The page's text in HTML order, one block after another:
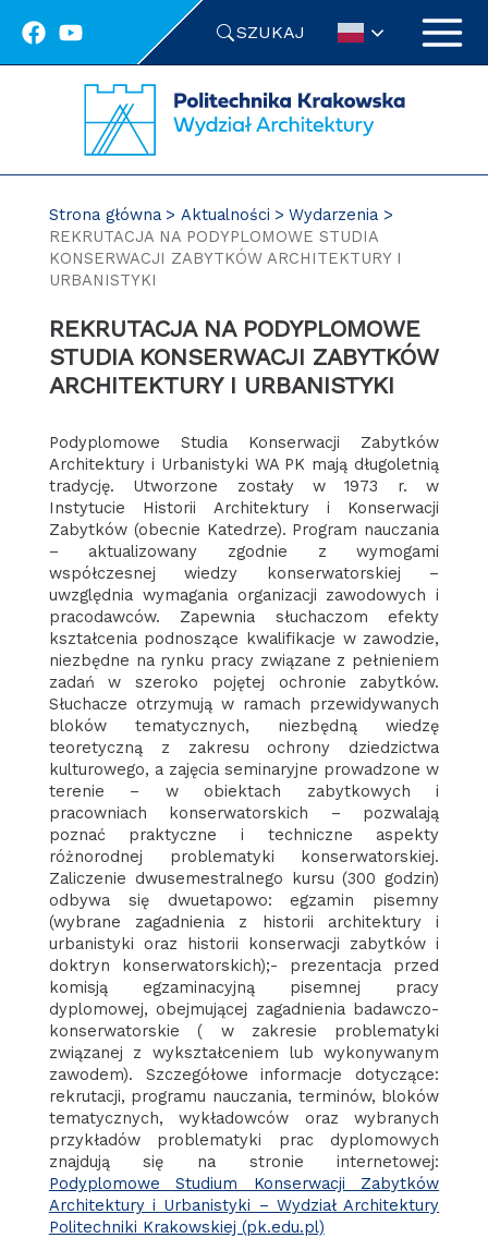
SZUKAJ
Strona główna Aktualności
Wydarzenia
REKRUTACJA NA PODYPLOMOWE STUDIA
KONSERWACJI ZABYTKÓW ARCHITEKTURY I
URBANISTYKI
REKRUTACJA NA PODYPLOMOWE
STUDIA KONSERWACJI ZABYTKÓW
ARCHITEKTURY I URBANISTYKI
Podyplomowe Studia Konserwacji Zabytków
Architektury i Urbanistyki WA PK mają długoletnią
tradycję. Utworzone zostały w 1973 r. w
Instytucie Historii Architektury i Konserwacji
Zabytków (obecnie Katedrze). Program nauczania
– aktualizowany zgodnie z wymogami
współczesnej wiedzy konserwatorskiej –
uwzględnia wymagania organizacji zawodowych i
pracodawców. Zapewnia słuchaczom efekty
kształcenia podnoszące kwalifikacje w zawodzie,
niezbędne na rynku pracy związane z pełnieniem
zadań w szeroko pojętej ochronie zabytków.
Słuchacze otrzymują w ramach przewidywanych
bloków tematycznych, niezbędną wiedzę
teoretyczną z zakresu ochrony dziedzictwa
kulturowego, a zajęcia seminaryjne prowadzone w
terenie – w obiektach zabytkowych i
pracowniach konserwatorskich – pozwalają
poznać praktyczne i techniczne aspekty
różnorodnej problematyki konserwatorskiej.
Zaliczenie dwusemestralnego kursu (300 godzin)
odbywa się dwuetapowo: egzamin pisemny
(wybrane zagadnienia z historii architektury i
urbanistyki oraz historii konserwacji zabytków i
doktryn konserwatorskich);- prezentacja przed
komisją egzaminacyjną pisemnej pracy
dyplomowej, obejmującej zagadnienia badawczo-
konserwatorskie ( w zakresie problematyki
związanej z wykształceniem lub wykonywanym
zawodem). Szczegółowe informacje dotyczące:
rekrutacji, programu nauczania, terminów, bloków
tematycznych, wykładowców oraz wybranych
przykładów problematyki prac dyplomowych
znajdują się na stronie internetowej:
Podyplomowe Studium Konserwacji Zabytków
Architektury i Urbanistyki – Wydział Architektury
Politechniki Krakowskiej (pk.edu.pl)